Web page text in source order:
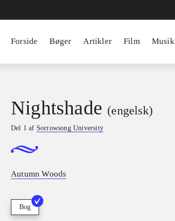
Forside Bøger Artikler Film Musik
Nightshade (engelsk)
Del 1 af Sorrowsong University
Autumn Woods
Bog